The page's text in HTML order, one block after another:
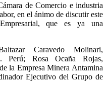
de Comercio e industria
en el ánimo de discutir este
que es ya una
Caravedo Molinari,
Perú; Rosa Ocaña Rojas,
la Empresa Minera Antamina
Ejecutivo del Grupo de